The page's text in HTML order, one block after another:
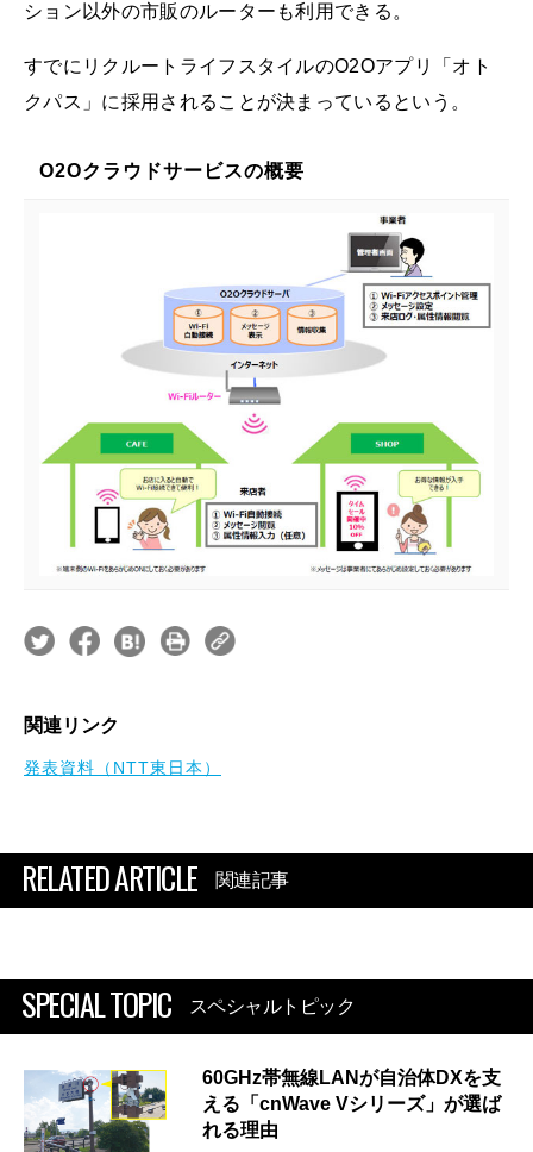
ション以外の市販のルーターも利用できる。
すでにリクルートライフスタイルのO2Oアプリ「オト
クパス」に採用されることが決まっているという。
O2Oクラウドサービスの概要
関連リンク
発表資料（NTT東日本）
RELATED ARTICLE 関連記事
SPECIAL TOPIC スペシャルトピック
60GHz帯無線LANが自治体DXを支
える「cnWave Vシリーズ」が選ば
れる理由